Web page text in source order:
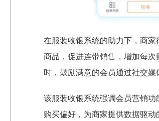
在服装收银系统的助力下，商
商品，促进连带销售，增加每
时，鼓励满意的会员通过社交媒
该服装收银系统强调会员营销
购买偏好，为商家提供数据驱